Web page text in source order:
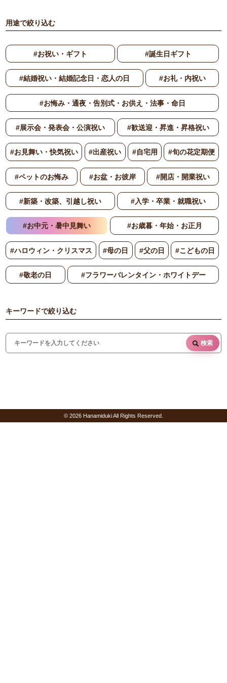
用途で絞り込む
#お祝い・ギフト #誕生日ギフト
#結婚祝い・結婚記念日・恋人の日 #お礼・内祝い
#お悔み・通夜・告別式・お供え・法事・命日
#展示会・発表会・公演祝い #歓送迎・昇進・昇格祝い
#お見舞い・快気祝い #出産祝い #自宅用 #旬の花定期便
#ペットのお悔み #お盆・お彼岸 #開店・開業祝い
#新築・改築、引越し祝い #入学・卒業・就職祝い
#お中元・暑中見舞い #お歳暮・年始・お正月
#ハロウィン・クリスマス #母の日 #父の日 #こどもの日
#敬老の日 #フラワーバレンタイン・ホワイトデー
キーワードで絞り込む
検索
© 2026 Hanamiduki All Rights Reserved.